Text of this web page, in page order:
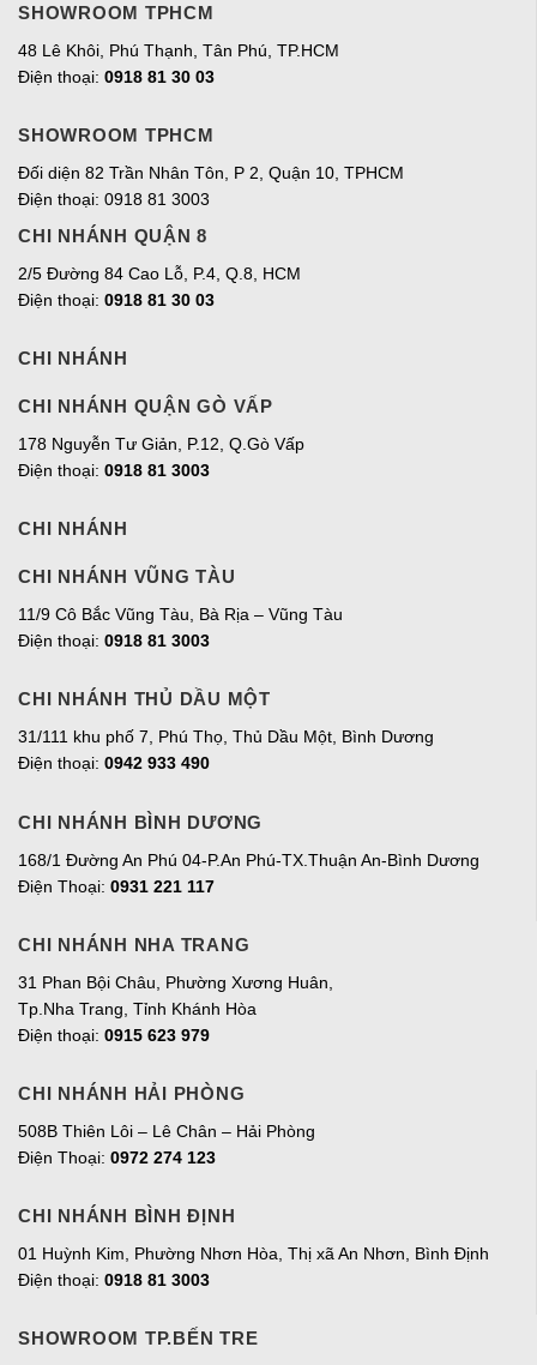
SHOWROOM TPHCM
48 Lê Khôi, Phú Thạnh, Tân Phú, TP.HCM
Điện thoại: 0918 81 30 03
SHOWROOM TPHCM
Đối diện 82 Trần Nhân Tôn, P 2, Quận 10, TPHCM
Điện thoại: 0918 81 3003
CHI NHÁNH QUẬN 8
2/5 Đường 84 Cao Lỗ, P.4, Q.8, HCM
Điện thoại: 0918 81 30 03
CHI NHÁNH
CHI NHÁNH QUẬN GÒ VẤP
178 Nguyễn Tư Giản, P.12, Q.Gò Vấp
Điện thoại: 0918 81 3003
CHI NHÁNH
CHI NHÁNH VŨNG TÀU
11/9 Cô Bắc Vũng Tàu, Bà Rịa – Vũng Tàu
Điện thoại: 0918 81 3003
CHI NHÁNH THỦ DẦU MỘT
31/111 khu phố 7, Phú Thọ, Thủ Dầu Một, Bình Dương
Điện thoại: 0942 933 490
CHI NHÁNH BÌNH DƯƠNG
168/1 Đường An Phú 04-P.An Phú-TX.Thuận An-Bình Dương
Điện Thoại: 0931 221 117
CHI NHÁNH NHA TRANG
31 Phan Bội Châu, Phường Xương Huân,
Tp.Nha Trang, Tỉnh Khánh Hòa
Điện thoại: 0915 623 979
CHI NHÁNH HẢI PHÒNG
508B Thiên Lôi – Lê Chân – Hải Phòng
Điện Thoại: 0972 274 123
CHI NHÁNH BÌNH ĐỊNH
01 Huỳnh Kim, Phường Nhơn Hòa, Thị xã An Nhơn, Bình Định
Điện thoại: 0918 81 3003
SHOWROOM TP.BẾN TRE